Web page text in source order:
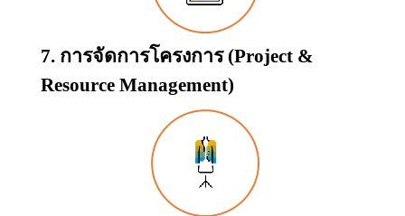
7. การจัดการโครงการ (Project &
Resource Management)